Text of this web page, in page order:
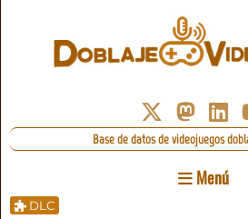
Base de datos de videojuegos
Menú
DLC